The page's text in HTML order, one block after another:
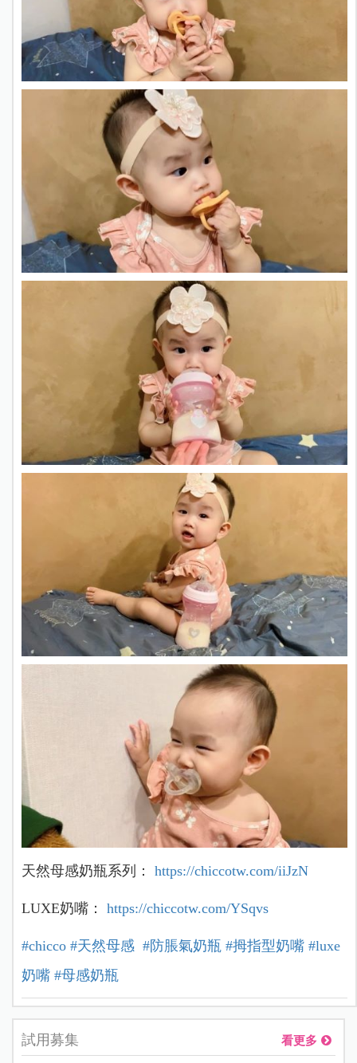
天然母感奶瓶系列： https://chiccotw.com/iiJzN
LUXE奶嘴： https://chiccotw.com/YSqvs
#chicco #天然母感 #防脹氣奶瓶 #拇指型奶嘴 #luxe
奶嘴 #母感奶瓶
試用募集 看更多